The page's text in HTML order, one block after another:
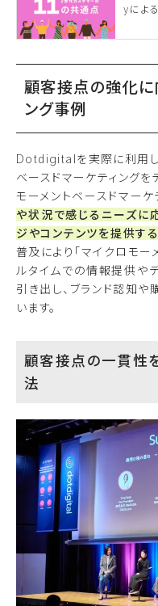
yによ
顧客接点の強化に
ング事例
Dotdigitalを実際に利用し
ベースドマーケティングを
モーメントベースドマーケ
や状況で感じるニーズに
ジやコンテンツを提供す
普及により「マイクロモー
ルタイムでの情報提供や
引き出し、ブランド認知
います。
顧客接点の一貫性
法